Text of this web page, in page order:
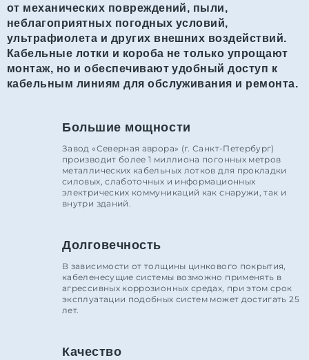
от механических повреждений, пыли,
неблагоприятных погодных условий,
ультрафиолета и других внешних воздействий.
Кабельные лотки и короба не только упрощают
монтаж, но и обеспечивают удобный доступ к
кабельным линиям для обслуживания и ремонта.
Большие мощности
Завод «Северная аврора» (г. Санкт-Петербург)
производит более 1 миллиона погонных метров
металлических кабельных лотков для прокладки
силовых, слаботочных и информационных
электрических коммуникаций как снаружи, так и
внутри зданий.
Долговечность
В зависимости от толщины цинкового покрытия,
кабеленесущие системы возможно применять в
агрессивных коррозионных средах, при этом срок
эксплуатации подобных систем может достигать 25
лет.
Качество